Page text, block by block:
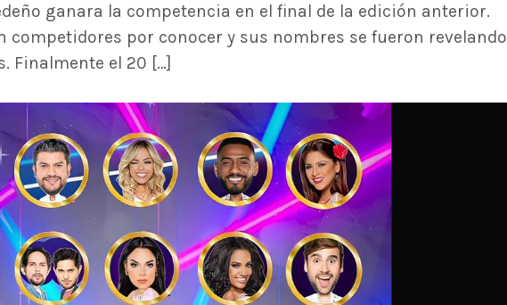
ganara la competencia en el final de la edición anterior.
competidores por conocer y sus nombres se fueron revelando
Finalmente el 20 […]